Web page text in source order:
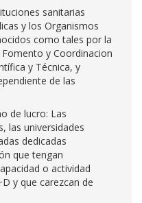
sanitarias
y los Organismos
como tales por la
y Coordinacion
y Técnica, y
de las
de lucro: Las
las universidades
dedicadas
que tengan
o actividad
y que carezcan de